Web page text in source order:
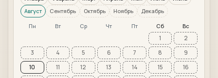
Август
Сентябрь Октябрь Ноябрь Декабрь
Пн Вт Ср Чт Пт Сб Вс
1
2
3
4 5 6 7 8
9
10
11 12 13 14 15
16